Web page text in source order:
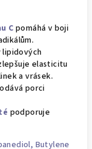
C pomáhá v boji
lipidových
elasticitu
a vrásek.
porci
podporuje
, Butylene